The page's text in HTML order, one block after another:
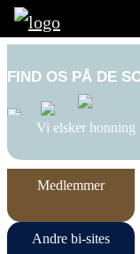
FIND OS PÅ DE
Vi elsker honning
Medlemmer
Andre bi-sites